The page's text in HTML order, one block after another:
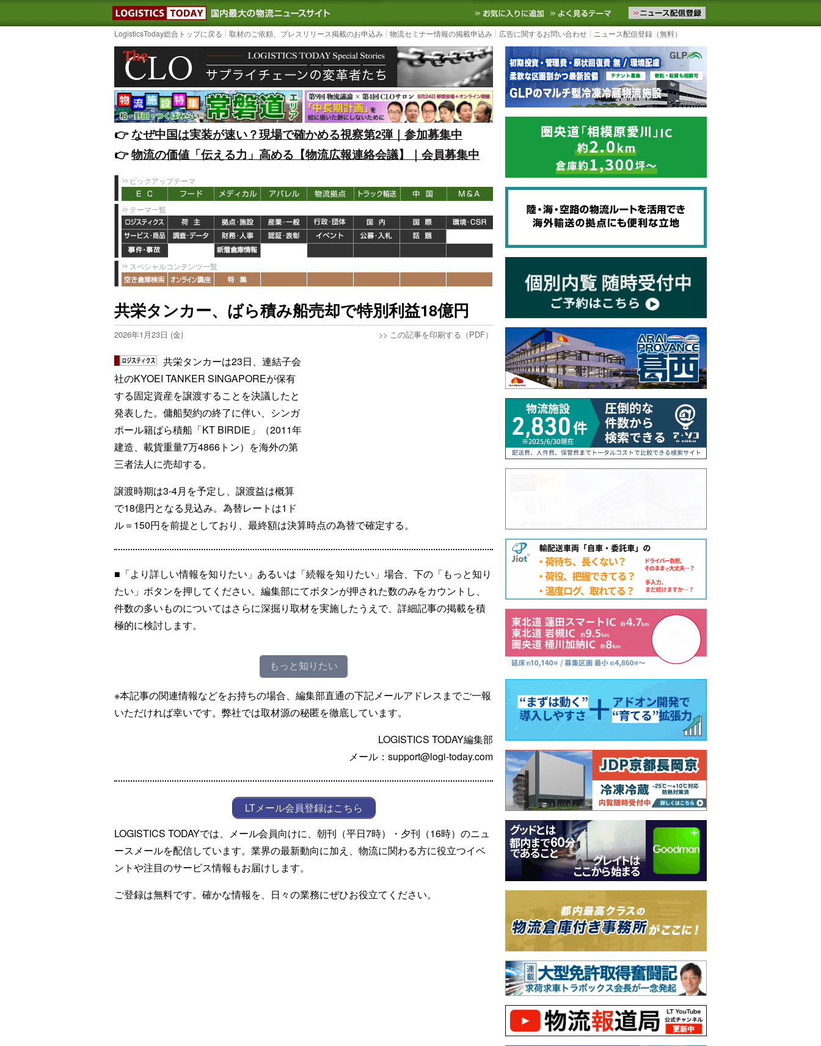
LOGISTICS TODAY｜国内最大の物流ニュースサイト3PL, SCMなど国内外の最新の物流ニュースをお届けします。物流ニュースメール配信を登録す
お気に入りに追加 よく見るテーマ
LogisticsToday総合トップに戻る 取材のご依頼、プレスリリース掲載のお申込み 物流セミナー情報の掲載申込み 広告に関するお問い合わせ ニュース配信登録（無料）
👉️なぜ中国は実装が速い？現場で確かめる視察第2弾｜参加募集中
👉️物流の価値「伝える力」高める【物流広報連絡会議】｜会員募集中
ピックアップテーマ
テーマ一覧
スペシャルコンテンツ一覧
共栄タンカー、ばら積み船売却で特別利益18億円
2026年1月23日 (金) >> この記事を印刷する（PDF）
共栄タンカーは23日、連結子会
社のKYOEI TANKER SINGAPOREが保有
する固定資産を譲渡することを決議したと
発表した。傭船契約の終了に伴い、シンガ
ポール籍ばら積船「KT BIRDIE」（2011年
建造、載貨重量7万4866トン）を海外の第
三者法人に売却する。
譲渡時期は3-4月を予定し、譲渡益は概算
で18億円となる見込み。為替レートは1ド
ル＝150円を前提としており、最終額は決算時点の為替で確定する。
■「より詳しい情報を知りたい」あるいは「続報を知りたい」場合、下の「もっと知り
たい」ボタンを押してください。編集部にてボタンが押された数のみをカウントし、
件数の多いものについてはさらに深掘り取材を実施したうえで、詳細記事の掲載を積
極的に検討します。
もっと知りたい
※本記事の関連情報などをお持ちの場合、編集部直通の下記メールアドレスまでご一報
いただければ幸いです。弊社では取材源の秘匿を徹底しています。
LOGISTICS TODAY編集部
メール：support@logi-today.com
LTメール会員登録はこちら
LOGISTICS TODAYでは、メール会員向けに、朝刊（平日7時）・夕刊（16時）のニュ
ースメールを配信しています。業界の最新動向に加え、物流に関わる方に役立つイベ
ントや注目のサービス情報もお届けします。
ご登録は無料です。確かな情報を、日々の業務にぜひお役立てください。